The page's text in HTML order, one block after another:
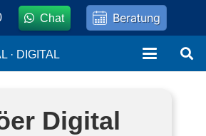
Chat Beratung
· DIGITAL
Digital